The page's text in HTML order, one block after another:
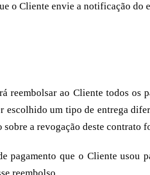
o Cliente envie a notificação
reembolsar ao Cliente todos
um tipo de entrega
a revogação deste contrato
pagamento que o Cliente